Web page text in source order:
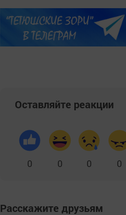
Оставляйте реакции
0 0 0 0
Расскажите друзьям